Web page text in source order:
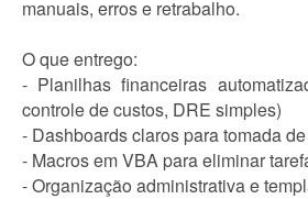
manuais, erros e retrabalho.
O que entrego:
- Planilhas financeiras
controle de custos, DRE simples)
- Dashboards claros para tomada
- Macros em VBA para eliminar
- Organização administrativa e